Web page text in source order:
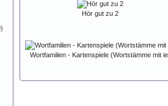
Hör gut zu 2
Wortfamilien - Kartenspiele (Wortstämme mit